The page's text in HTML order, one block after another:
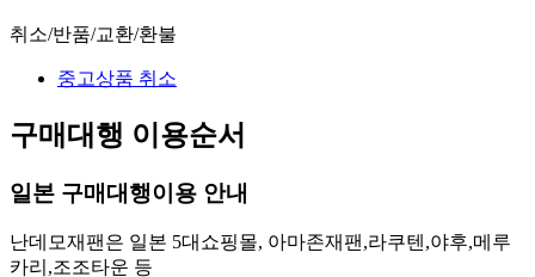
취소/반품/교환/환불
중고상품 취소
구매대행 이용순서
일본 구매대행이용 안내
난데모재팬은 일본 5대쇼핑몰, 아마존재팬,라쿠텐,야후,메루
카리,조조타운 등